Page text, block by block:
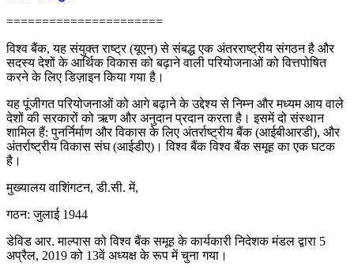
======================
विश्व बैंक, यह संयुक्त राष्ट्र (यूएन) से संबद्ध एक अंतरराष्ट्रीय संगठन है और
सदस्य देशों के आर्थिक विकास को बढ़ाने वाली परियोजनाओं को वित्तपोषित
करने के लिए डिज़ाइन किया गया है।
यह पूंजीगत परियोजनाओं को आगे बढ़ाने के उद्देश्य से निम्न और मध्यम आय वाले
देशों की सरकारों को ऋण और अनुदान प्रदान करता है। इसमें दो संस्थान
शामिल हैं: पुनर्निर्माण और विकास के लिए अंतर्राष्ट्रीय बैंक (आईबीआरडी), और
अंतर्राष्ट्रीय विकास संघ (आईडीए)। विश्व बैंक विश्व बैंक समूह का एक घटक
है।
मुख्यालय वाशिंगटन, डी.सी. में,
गठन: जुलाई 1944
डेविड आर. माल्पास को विश्व बैंक समूह के कार्यकारी निदेशक मंडल द्वारा 5
अप्रैल, 2019 को 13वें अध्यक्ष के रूप में चुना गया।